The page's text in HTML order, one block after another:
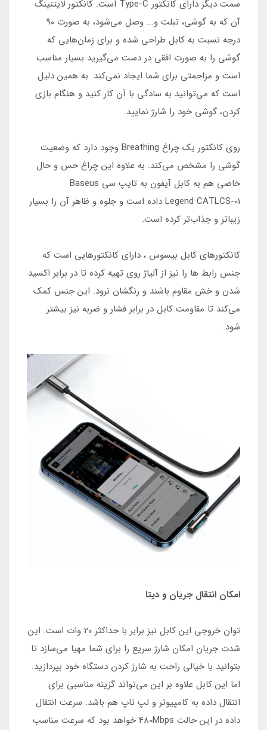
سمت دیگر دارای کانکتور Type-C است. کانکتور لایتنینگ
آن که به گوشی، تبلت و... وصل می‌شود، به صورت 90
درجه نسبت به کابل طراحی شده و برای زمان‌هایی که
گوشی را به صورت افقی در دست می‌گیرید بسیار مناسب
است و مزاحمتی برای شما ایجاد نمی‌کند. به همین دلیل
است که می‌توانید به سادگی با آن کار کنید و هنگام بازی
کردن، گوشی خود را شارژ نمایید.
روی کانکتور یک چراغ ‌Breathing وجود دارد که وضعیت
گوشی را مشخص می‌کند. به علاوه این چراغ حس و حال
خاصی هم به کابل آیفون به تایپ سی Baseus
Legend CATLCS-01 داده است و جلوه و ظاهر آن را بسیار
زیباتر و جذاب‌تر کرده است.
کانکتورهای کابل بیسوس ، دارای کانکتورهایی است که
جنس رابط ها را نیز از آلیاژ روی تهیه کرده تا در برابر اکسید
شدن و خش مقاوم باشند و رنگشان نرود. این جنس کمک
می‌کند تا مقاومت کابل در برابر فشار و ضربه نیز بیشتر
شود.
امکان انتقال جریان و دیتا
توان خروجی این کابل نیز برابر با حداکثر 20 وات است. این
شدت جریان امکان شارژ سریع را برای شما مهیا می‌سازد تا
بتوانید با خیالی راحت به شارژ کردن دستگاه خود بپردازید.
اما این کابل علاوه بر این می‌تواند گزینه مناسبی برای
انتقال داده به کامپیوتر و لپ تاپ هم باشد. سرعت انتقال
داده در این حالت 480Mbps خواهد بود که سرعت مناسب